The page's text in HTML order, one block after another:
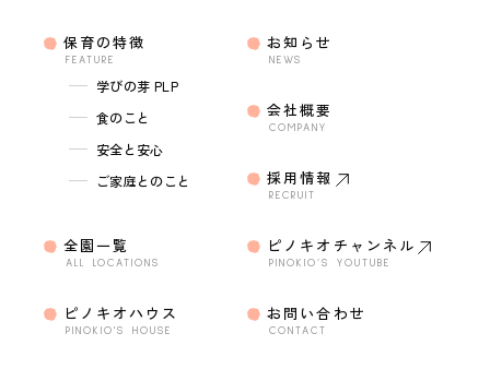
保育の特徴
FEATURE
学びの芽 PLP
食のこと
安全と安心
ご家庭とのこと
全園一覧
ALL LOCATIONS
ピノキオハウス
PINOKIO'S HOUSE
お知らせ
NEWS
会社概要
COMPANY
採用情報
RECRUIT
ピノキオチャンネル
PINOKIO’S YOUTUBE
お問い合わせ
CONTACT